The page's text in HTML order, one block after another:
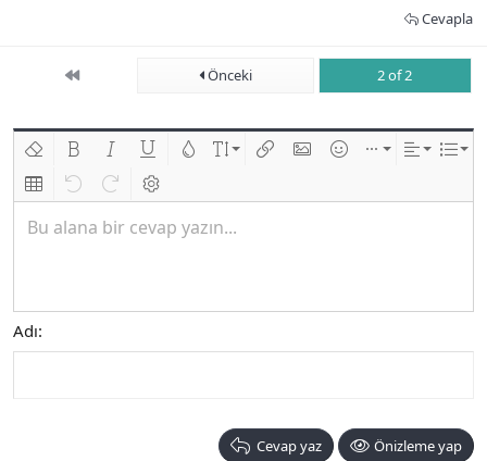
Cevapla
First Önceki 2 of 2
Biçimlendirmeyi kaldır
Kalın Yatık Altını çiz
Insert table
Geri alileri alBB kodunu değiştir
Bu alana bir cevap yazın...
Adı
Cevap yaz Önizleme yap